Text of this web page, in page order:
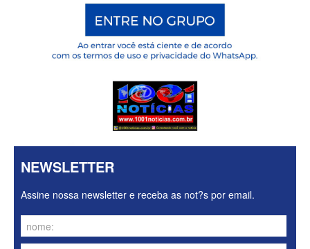
NEWSLETTER
Assine nossa newsletter e receba as not?s por email.